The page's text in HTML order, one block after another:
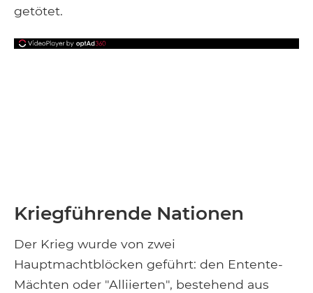
getötet.
Kriegführende Nationen
Der Krieg wurde von zwei
Hauptmachtblöcken geführt: den Entente-
Mächten oder "Alliierten", bestehend aus